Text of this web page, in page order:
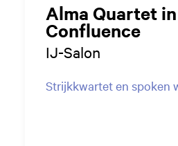
Alma Quartet in
Confluence
IJ-Salon
Strijkkwartet en spoken